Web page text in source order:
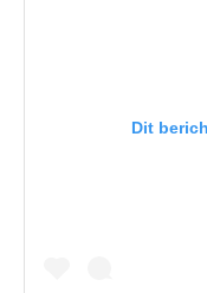
Dit